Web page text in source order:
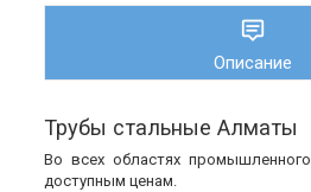
Описание
Трубы стальные Алматы
Во всех областях
доступным ценам.